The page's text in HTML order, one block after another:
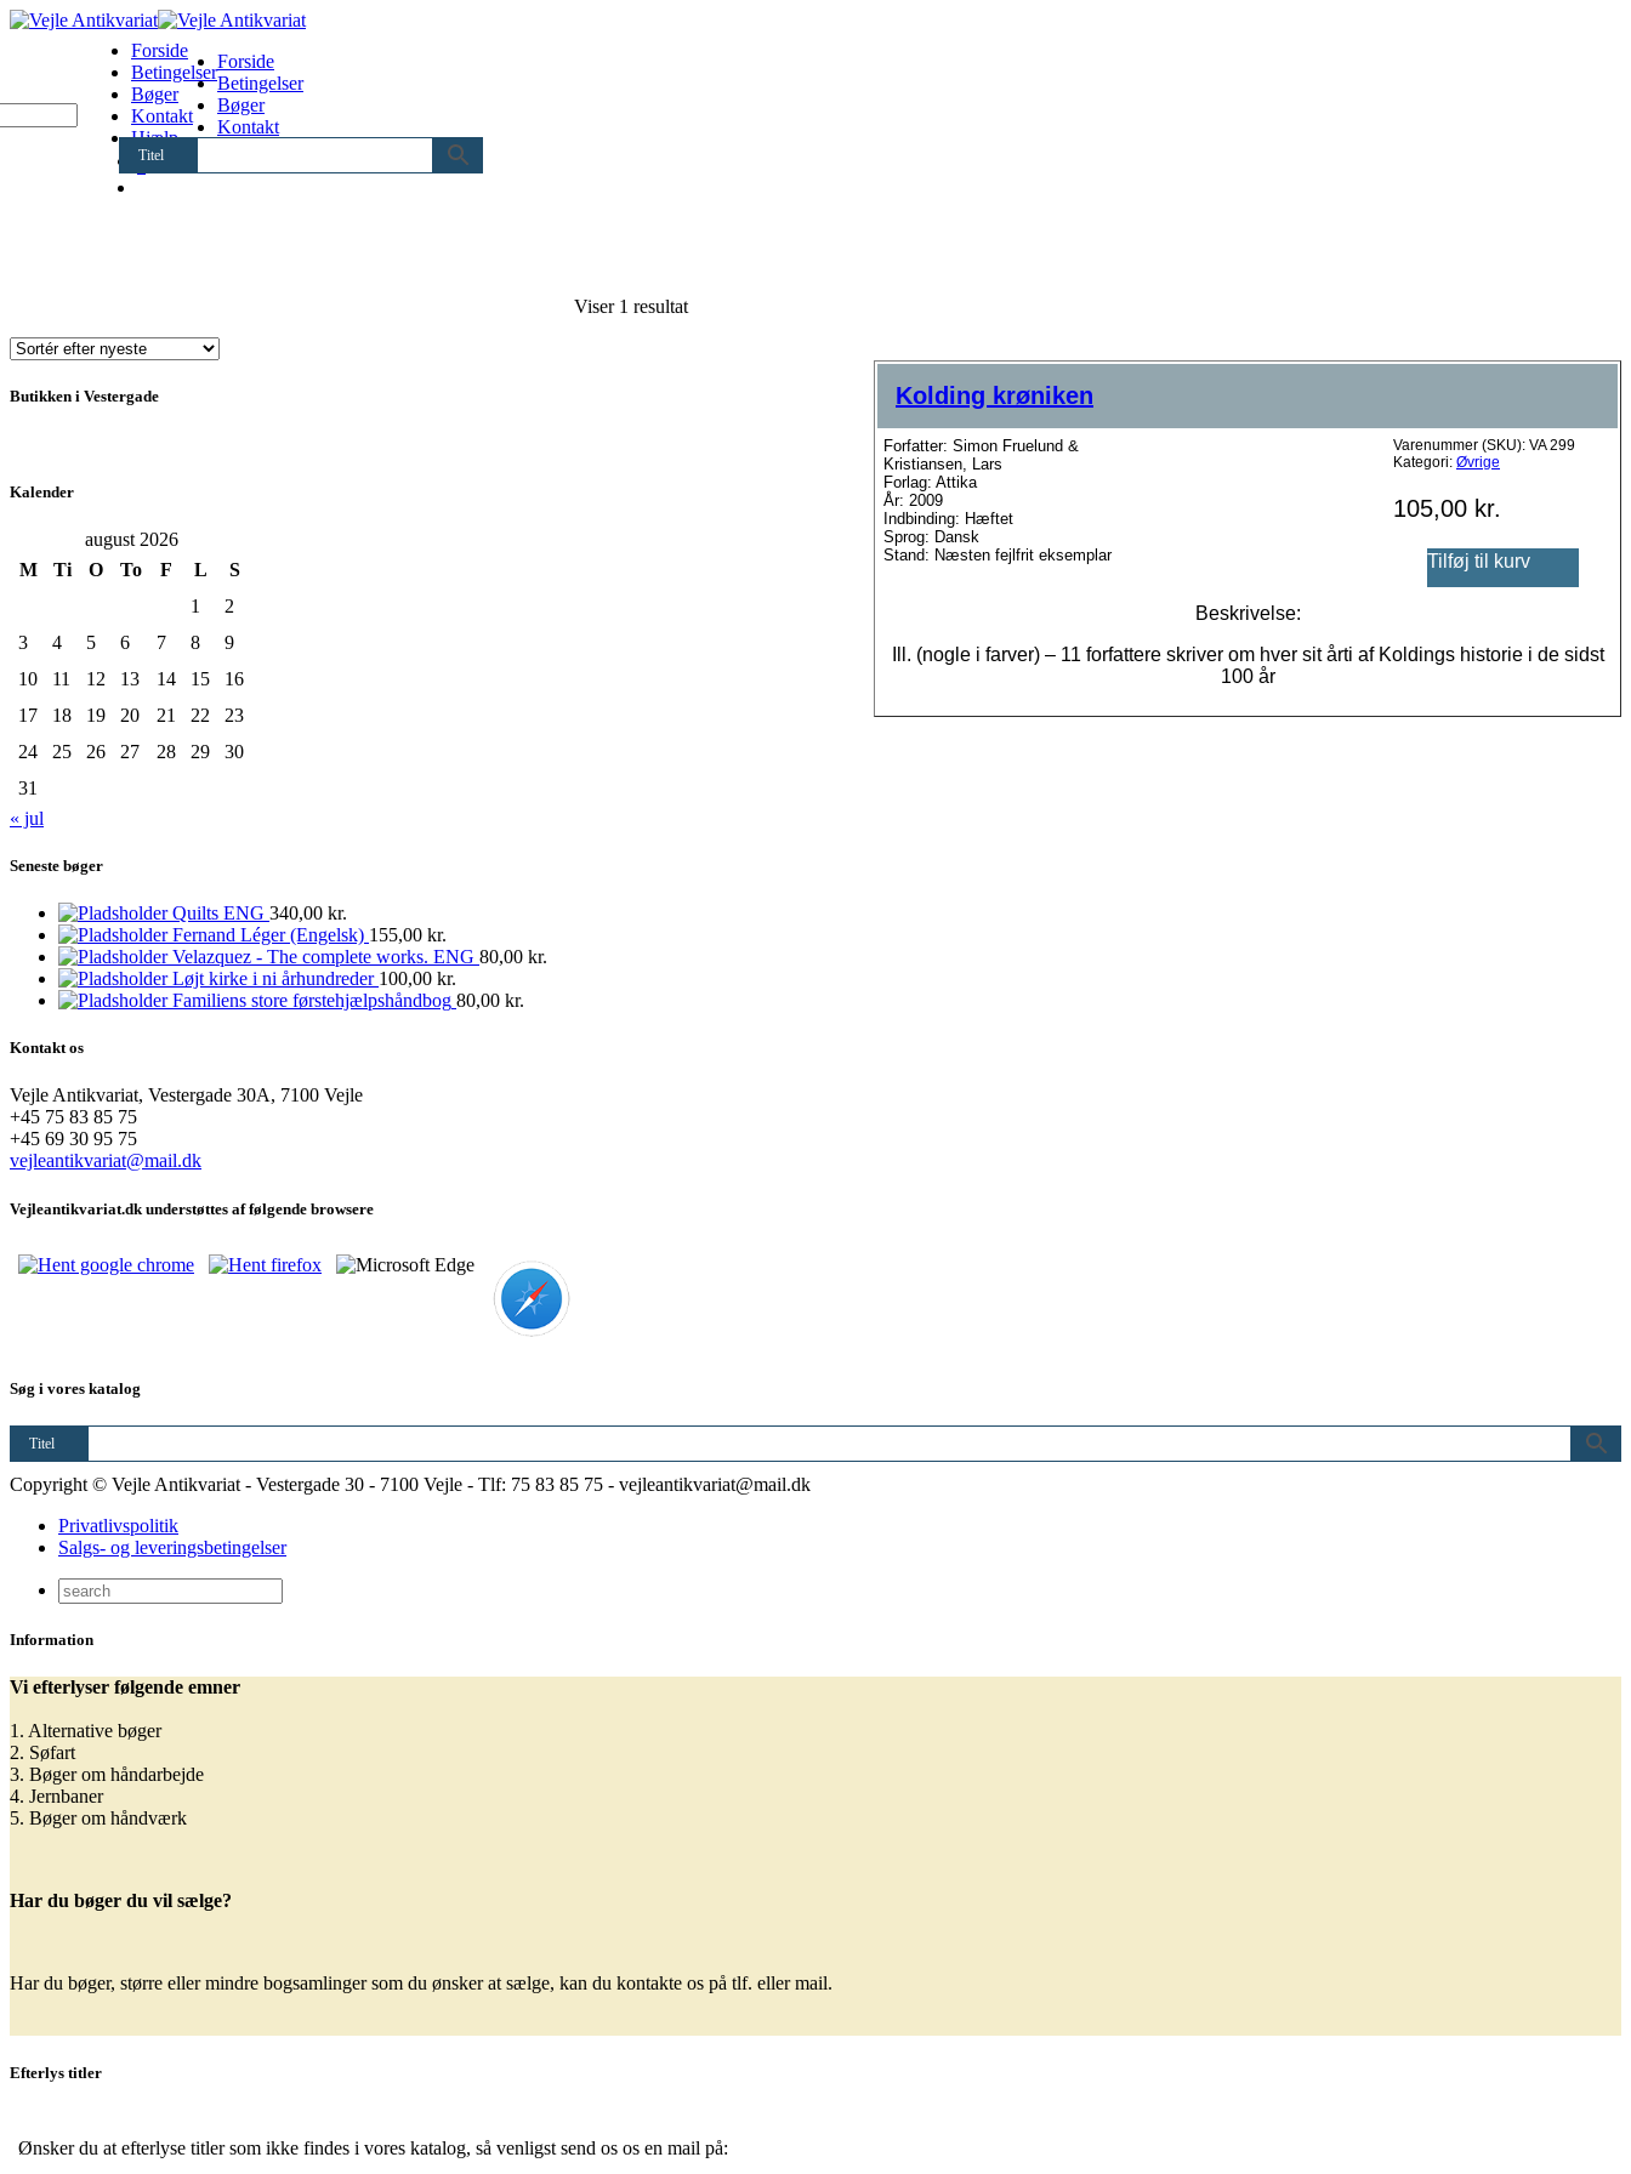
Titel
Forside
Betingelser
Bøger
Kontakt
Hjælp
Forside
Betingelser
Bøger
Kontakt
Viser 1 resultat
Kolding krøniken
Forfatter: Simon Fruelund &
Kristiansen, Lars
Forlag: Attika
År: 2009
Indbinding: Hæftet
Sprog: Dansk
Stand: Næsten fejlfrit eksemplar
Varenummer (SKU): VA 299
Kategori: Øvrige
105,00 kr.
Tilføj til kurv
Beskrivelse:
Ill. (nogle i farver) – 11 forfattere skriver om hver sit årti af Koldings historie i de sidst
100 år
Butikken i Vestergade
Kalender
august 2026
M
Ti O To F L
S
1
2
3
4 5 6 7 8
9
10
11 12 13 14 15
16
17
18 19 20 21 22
23
24
25 26 27 28 29
30
31
« jul
Seneste bøger
Quilts ENG 340,00 kr.
Fernand Léger (Engelsk) 155,00 kr.
Velazquez - The complete works. ENG 80,00 kr.
Løjt kirke i ni århundreder 100,00 kr.
Familiens store førstehjælpshåndbog 80,00 kr.
Kontakt os
Vejle Antikvariat, Vestergade 30A, 7100 Vejle
+45 75 83 85 75
+45 69 30 95 75
vejleantikvariat@mail.dk
Vejleantikvariat.dk understøttes af følgende browsere
Søg i vores katalog
Titel
Copyright © Vejle Antikvariat - Vestergade 30 - 7100 Vejle - Tlf: 75 83 85 75 - vejleantikvariat@mail.dk
Privatlivspolitik
Salgs- og leveringsbetingelser
Information
Vi efterlyser følgende emner
1. Alternative bøger
2. Søfart
3. Bøger om håndarbejde
4. Jernbaner
5. Bøger om håndværk
Har du bøger du vil sælge?
Har du bøger, større eller mindre bogsamlinger som du ønsker at sælge, kan du kontakte os på tlf. eller mail.
Efterlys titler
Ønsker du at efterlyse titler som ikke findes i vores katalog, så venligst send os os en mail på: